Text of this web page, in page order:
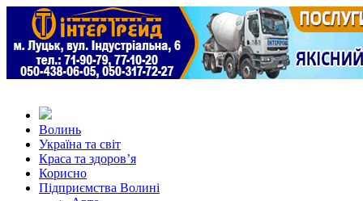
Волинь
Україна та світ
Краса та здоров’я
Корисно
Підприємства Волині